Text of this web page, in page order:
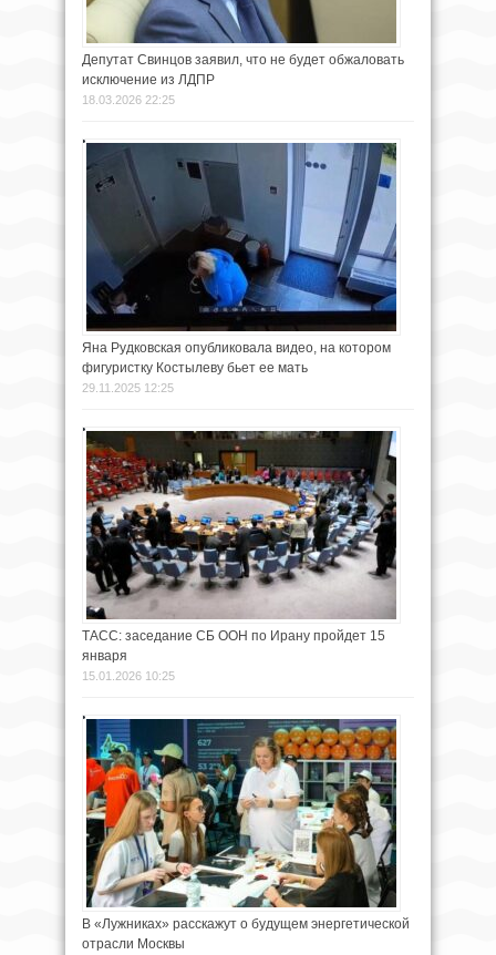
Депутат Свинцов заявил, что не будет обжаловать
исключение из ЛДПР
18.03.2026 22:25
Яна Рудковская опубликовала видео, на котором
фигуристку Костылеву бьет ее мать
29.11.2025 12:25
ТАСС: заседание СБ ООН по Ирану пройдет 15
января
15.01.2026 10:25
В «Лужниках» расскажут о будущем энергетической
отрасли Москвы